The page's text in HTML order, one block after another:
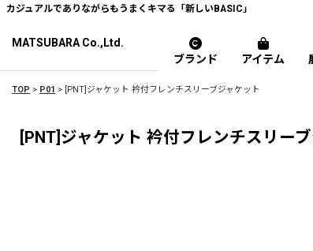
カジュアルでありながらもうまくキマる「新しいBASIC」
MATSUBARA Co.,Ltd.
ブランド アイテム
TOP > P01 > [PNT]ジャケット 衿付フレンチスリーブジャケット
[PNT]ジャケット 衿付フレンチスリー